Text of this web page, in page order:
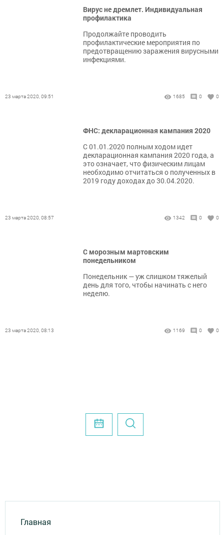
Вирус не дремлет. Индивидуальная
профилактика
Продолжайте проводить
профилактические мероприятия по
предотвращению заражения вирусными
инфекциями.
23 марта 2020, 09:51 1685 0 0
ФНС: декларационная кампания 2020
С 01.01.2020 полным ходом идет
декларационная кампания 2020 года, а
это означает, что физическим лицам
необходимо отчитаться о полученных в
2019 году доходах до 30.04.2020.
23 марта 2020, 08:57 1342 0 0
С морозным мартовским
понедельником
Понедельник — уж слишком тяжелый
день для того, чтобы начинать с него
неделю.
23 марта 2020, 08:13 1169 0 0
Главная